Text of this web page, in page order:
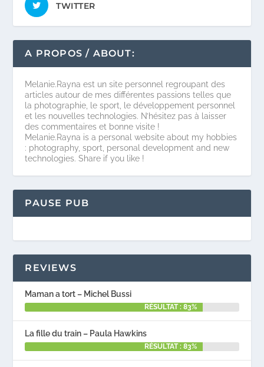
TWITTER
A PROPOS / ABOUT:
Melanie.Rayna est un site personnel regroupant des
articles autour de mes différentes passions telles que
la photographie, le sport, le développement personnel
et les nouvelles technologies. N’hésitez pas à laisser
des commentaires et bonne visite !
Melanie.Rayna is a personal website about my hobbies
: photography, sport, personal development and new
technologies. Share if you like !
PAUSE PUB
REVIEWS
Maman a tort – Michel Bussi
RÉSULTAT : 83%
La fille du train – Paula Hawkins
RÉSULTAT : 83%